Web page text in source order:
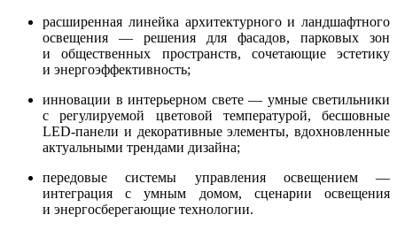
расширенная линейка архитектурного и ландшафтного
освещения — решения для фасадов, парковых зон
и общественных пространств, сочетающие эстетику
и энергоэффективность;
инновации в интерьерном свете — умные светильники
с регулируемой цветовой температурой, бесшовные
LED-панели и декоративные элементы, вдохновленные
актуальными трендами дизайна;
передовые системы управления освещением —
интеграция с умным домом, сценарии освещения
и энергосберегающие технологии.